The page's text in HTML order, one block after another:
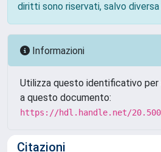
diritti sono riservati, salvo diversa
Informazioni
Utilizza questo identificativo per
a questo documento:
https://hdl.handle.net/
Citazioni